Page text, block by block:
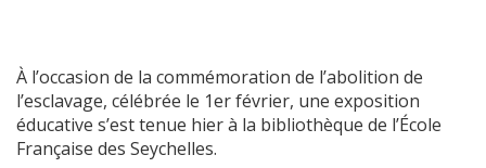
À l’occasion de la commémoration de l’abolition de
l’esclavage, célébrée le 1er février, une exposition
éducative s’est tenue hier à la bibliothèque de l’École
Française des Seychelles.